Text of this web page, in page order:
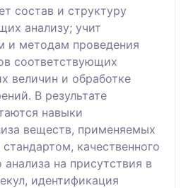
состав и структуру
анализу; учит
и методам проведения
соответствующих
величин и обработке
В результате
навыки
веществ, применяемых
качественного
анализа на присутствия в
идентификация